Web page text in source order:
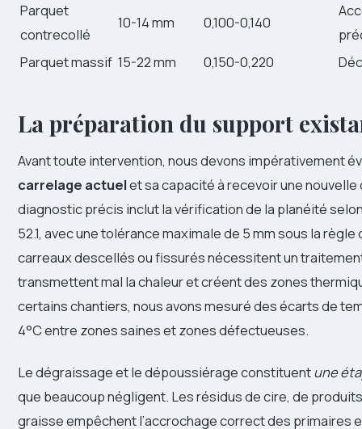
Parquet
contrecollé
10-14 mm 0,100-0,140
Parquet massif 15-22 mm 0,150-0,220
La préparation du support
Avant toute intervention, nous devons impérativement
carrelage actuelet sa capacité à recevoir une nouvelle
diagnostic précis inclut la vérification de la planéité
52.1, avec une tolérance maximale de 5 mm sous la
carreaux descellés ou fissurés nécessitent un
transmettent mal la chaleur et créent des zones
certains chantiers, nous avons mesuré des écarts de
4°C entre zones saines et zones défectueuses.
Le dégraissage et le dépoussiérage constituentune
que beaucoup négligent. Les résidus de cire, de
graisse empêchent l’accrochage correct des primaires